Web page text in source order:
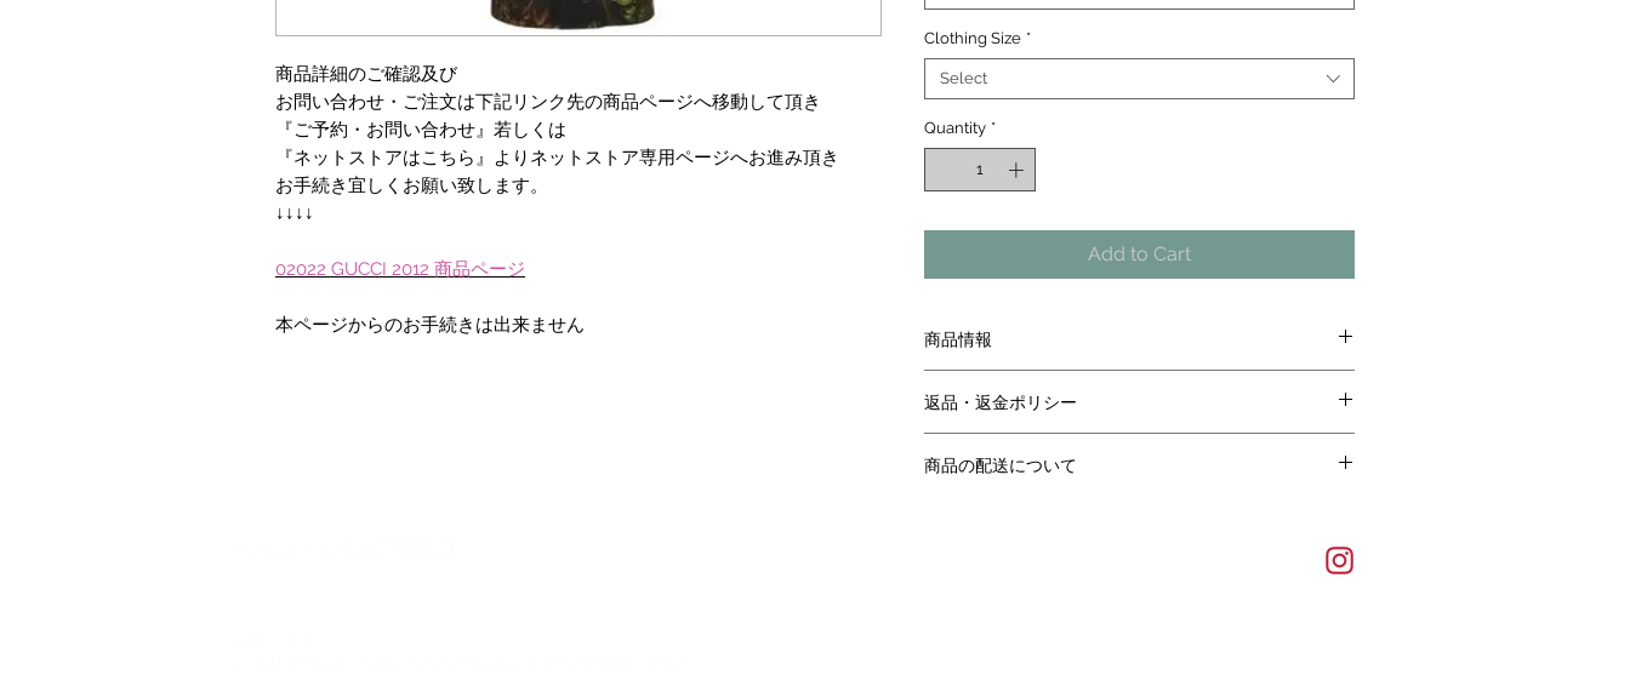
商品詳細のご確認及び
お問い合わせ・ご注文は下記リンク先の商品ページへ移動して頂き
『ご予約・お問い合わせ』若しくは
『ネットストアはこちら』よりネットストア専用ページへお進み頂き
お手続き宜しくお願い致します。
↓↓↓↓
02022 GUCCI 2012 商品ページ
本ページからのお手続きは出来ません
Clothing Size *
Select
Quantity *
Add to Cart
商品情報
返品・返金ポリシー
商品の配送について